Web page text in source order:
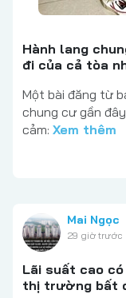
Hành lang
đi của cả tòa
Một bài đăng từ
chung cư gần
cảm: Xem thêm
Mai Ngọc
29 giờ trước
Lãi suất cao
thị trường bất